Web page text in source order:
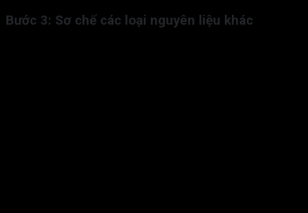
Bước 3: Sơ chế các loại nguyên liệu khác